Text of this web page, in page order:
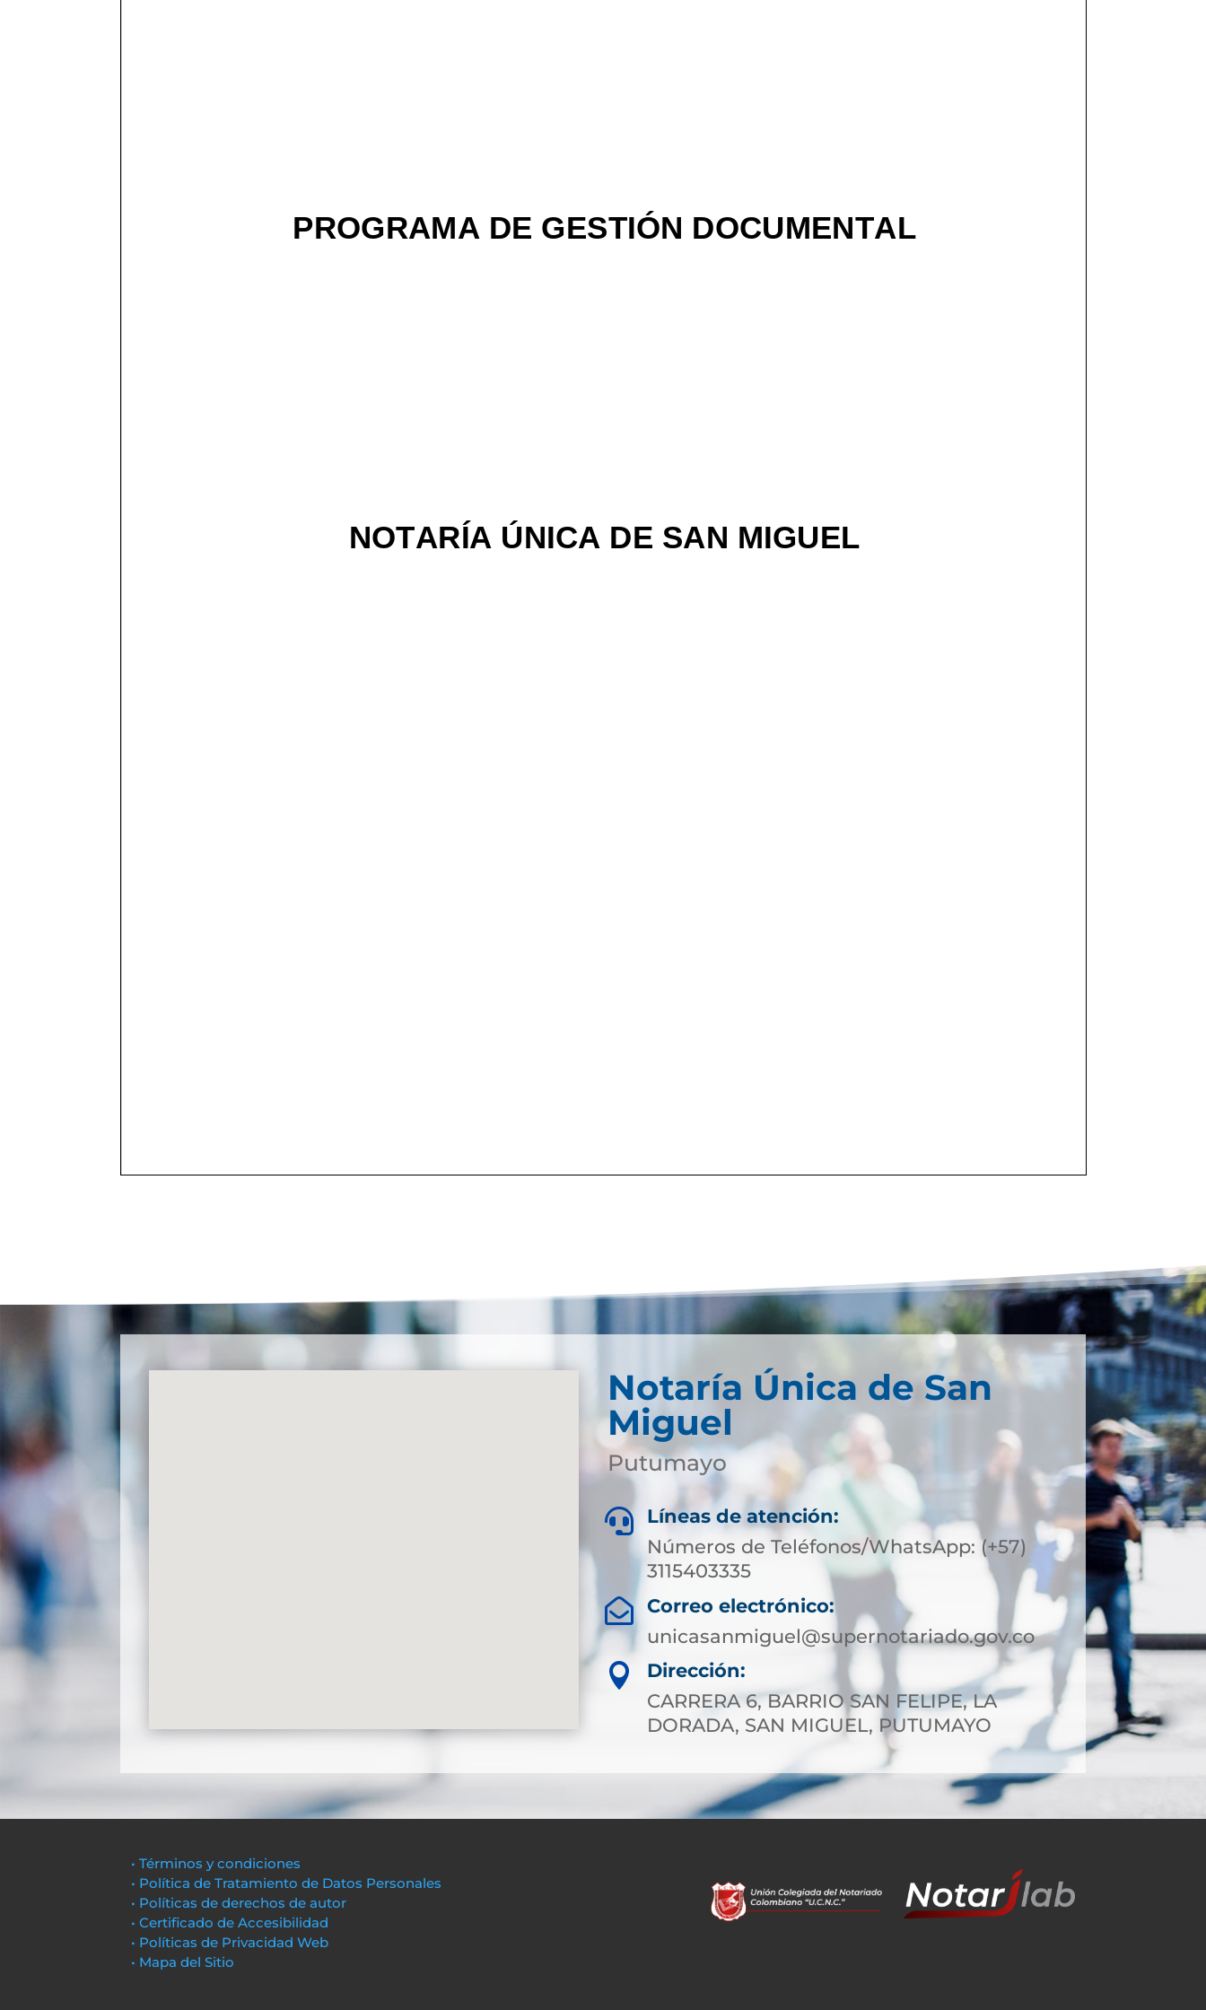
Notaría Única de San
Miguel
Putumayo

Líneas de atención:
Números de Teléfonos/WhatsApp: (+57)
3115403335

Correo electrónico:
unicasanmiguel@supernotariado.gov.co

Dirección:
CARRERA 6, BARRIO SAN FELIPE, LA
DORADA, SAN MIGUEL, PUTUMAYO
• Términos y condiciones
• Política de Tratamiento de Datos Personales
• Políticas de derechos de autor
• Certificado de Accesibilidad
• Políticas de Privacidad Web
• Mapa del Sitio